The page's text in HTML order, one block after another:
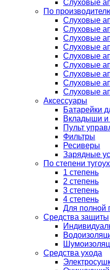
Слуховые
По
Слуховые
Слуховые
Слуховые
Слуховые
Слуховые
Слуховые
Слуховые
Слуховые
Слуховые
Аксессуары
Батарейки
Вкладыши и
Пульт
Фильтры
Ресиверы
Зарядные
По степени
1 степень
2 степень
3 степень
4 степень
Для полной
Средства защиты
Средства ухода